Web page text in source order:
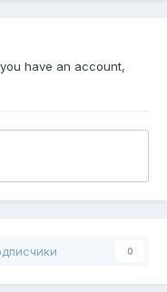
have an account,
0